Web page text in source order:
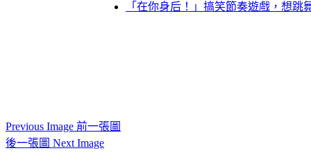
「在你身后！」搞笑節奏遊戲，想跳
Previous Image 前一張圖
後一張圖 Next Image